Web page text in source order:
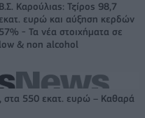
Β.Σ. Καρούλιας: Τζίρος 98,7
εκατ. ευρώ και αύξηση κερδών
57% - Τα νέα στοιχήματα σε
low & non alcohol
στα 550 εκατ. ευρώ – Καθαρά